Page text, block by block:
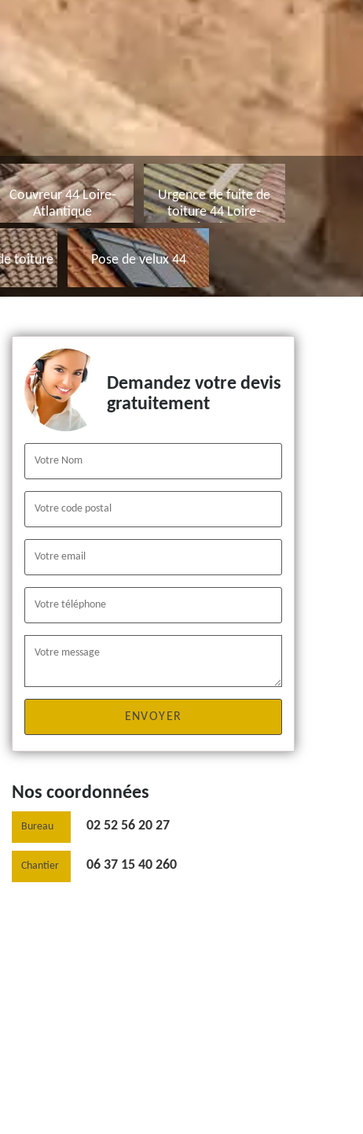
Couvreur 44 Loire-
Atlantique
Urgence de fuite de
toiture 44 Loire-
Atlantique
toiture
Pose de velux 44
Demandez votre devis
gratuitement
Nos coordonnées
Bureau 02 52 56 20 27
Chantier 06 37 15 40 260